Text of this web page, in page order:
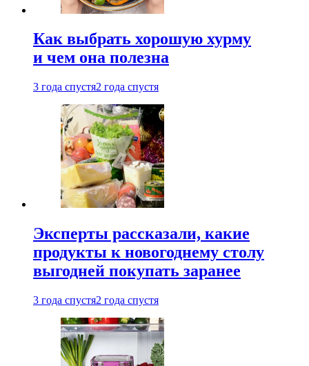
Как выбрать хорошую хурму
и чем она полезна
3 года спустя2 года спустя
Эксперты рассказали, какие
продукты к новогоднему столу
выгодней покупать заранее
3 года спустя2 года спустя